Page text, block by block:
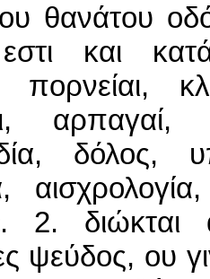
θανάτου
και
πορνείαι,
αρπαγαί,
δόλος,
2. διώκται
ψεύδος, ου